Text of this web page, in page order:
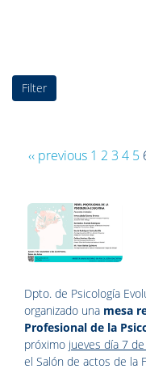
‹‹ previous 1 2 3 4 5
Dpto. de Psicología
organizado una mesa
Profesional de la
próximo jueves día 7
el Salón de actos de la